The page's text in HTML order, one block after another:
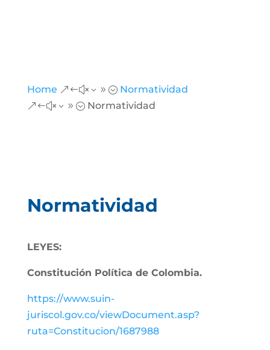
Home &#x39; Normatividad
&#x39; Normatividad
Normatividad
LEYES:
Constitución Política de Colombia.
https://www.suin-
juriscol.gov.co/viewDocument.asp?
ruta=Constitucion/1687988